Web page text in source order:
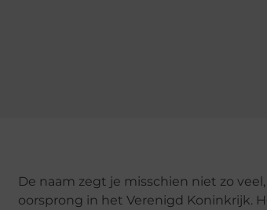
De naam zegt je misschien niet zo
oorsprong in het Verenigd Koninkrijk.